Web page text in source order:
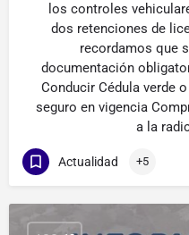
los controles
dos retenciones de
recordamos que
documentación
Conducir Cédula verde
seguro en vigencia
a la
Actualidad +5